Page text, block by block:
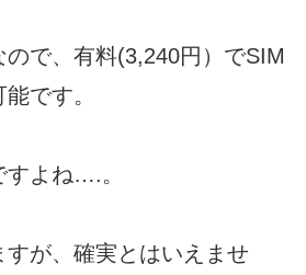
ので、有料(3,240円）でSIM
です。
すよね….。
が、確実とはいえませ